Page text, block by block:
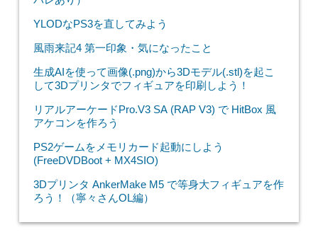
YLODなPS3を直してみよう
風雨来記4 第一印象・気になったこと
生成AIを使って画像(.png)から3Dモデル(.stl)を起こ
して3Dプリンタでフィギュアを印刷しよう！
リアルアーケードPro.V3 SA (RAP V3) で HitBox 風
アケコンを作ろう
PS2ゲームをメモリカード起動にしよう
(FreeDVDBoot + MX4SIO)
3Dプリンタ AnkerMake M5 で等身大フィギュアを作
ろう！（寧々さんOL編）